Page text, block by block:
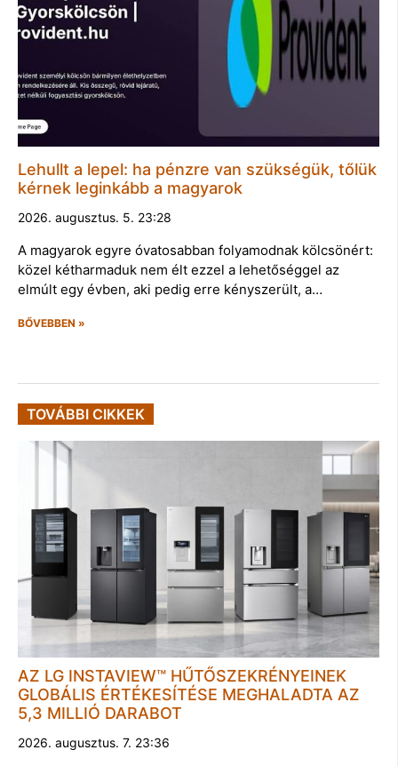
Lehullt a lepel: ha pénzre van szükségük, tőlük
kérnek leginkább a magyarok
2026. augusztus. 5. 23:28
A magyarok egyre óvatosabban folyamodnak kölcsönért:
közel kétharmaduk nem élt ezzel a lehetőséggel az
elmúlt egy évben, aki pedig erre kényszerült, a…
BŐVEBBEN »
TOVÁBBI CIKKEK
AZ LG INSTAVIEW™ HŰTŐSZEKRÉNYEINEK
GLOBÁLIS ÉRTÉKESÍTÉSE MEGHALADTA AZ
5,3 MILLIÓ DARABOT
2026. augusztus. 7. 23:36